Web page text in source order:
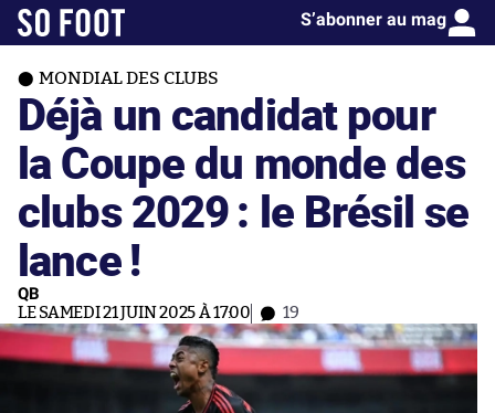
S’abonner au mag
MONDIAL DES CLUBS
Déjà un candidat pour
la Coupe du monde des
clubs 2029 : le Brésil se
lance !
QB
LE SAMEDI 21 JUIN 2025 À 17:00 19